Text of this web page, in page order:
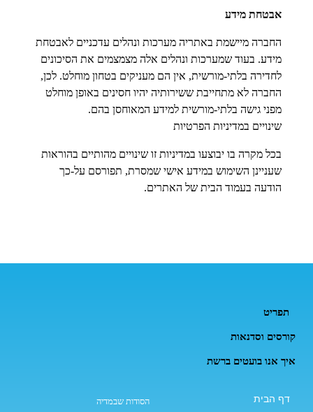
אבטחת מידע
החברה מיישמת באתריה מערכות ונהלים עדכניים לאבטחת
מידע. בעוד שמערכות ונהלים אלה מצמצמים את הסיכונים
לחדירה בלתי-מורשית, אין הם מעניקים בטחון מוחלט. לכן,
החברה לא מתחייבת ששירותיה יהיו חסינים באופן מוחלט
מפני גישה בלתי-מורשית למידע המאוחסן בהם.
שינויים במדיניות הפרטיות
בכל מקרה בו יבוצעו במדיניות זו שינויים מהותיים בהוראות
שעניינן השימוש במידע אישי שמסרת, תפורסם על-כך
הודעה בעמוד הבית של האתרים.
תפריט
קורסים וסדנאות
איך אנו בועטים ברשת
דף הבית
הסודות שבמדיה